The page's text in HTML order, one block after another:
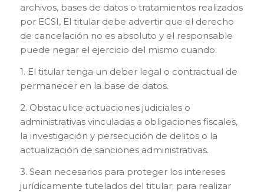
archivos, bases de datos o tratamientos realizados
por ECSI, El titular debe advertir que el derecho
de cancelación no es absoluto y el responsable
puede negar el ejercicio del mismo cuando:
1. El titular tenga un deber legal o contractual de
permanecer en la base de datos.
2. Obstaculice actuaciones judiciales o
administrativas vinculadas a obligaciones fiscales,
la investigación y persecución de delitos o la
actualización de sanciones administrativas.
3. Sean necesarios para proteger los intereses
jurídicamente tutelados del titular; para realizar